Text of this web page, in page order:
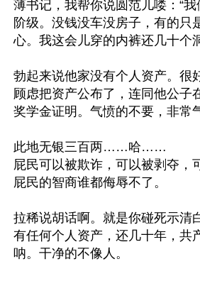
薄书记，我帮你说圆范儿喽：“
阶级。没钱没车没房子，有的只
心。我这会儿穿的内裤还几十个
勃起来说他家没有个人资产。很
顾虑把资产公布了，连同他公子
奖学金证明。气愤的不要，非常
此地无银三百两……哈……
屁民可以被欺诈，可以被剥夺，
屁民的智商谁都侮辱不了。
拉稀说胡话啊。就是你碰死示清
有任何个人资产，还几十年，共
呐。干净的不像人。